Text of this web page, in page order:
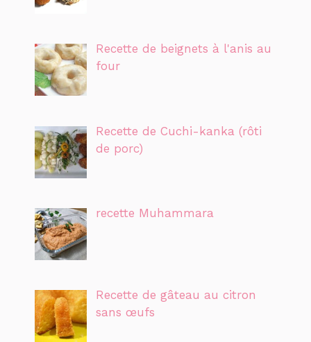
Recette de beignets à l'anis au
four
Recette de Cuchi-kanka (rôti
de porc)
recette Muhammara
Recette de gâteau au citron
sans œufs